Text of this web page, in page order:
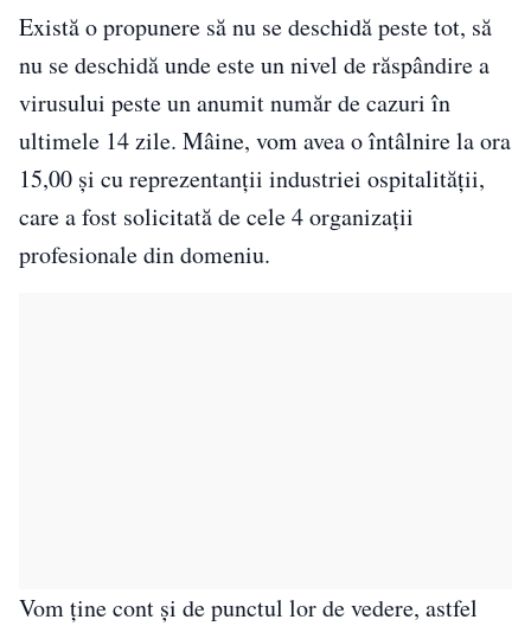
Există o propunere să nu se deschidă peste tot, să
nu se deschidă unde este un nivel de răspândire a
virusului peste un anumit număr de cazuri în
ultimele 14 zile. Mâine, vom avea o întâlnire la ora
15,00 şi cu reprezentanţii industriei ospitalităţii,
care a fost solicitată de cele 4 organizaţii
profesionale din domeniu.
Vom ţine cont şi de punctul lor de vedere, astfel